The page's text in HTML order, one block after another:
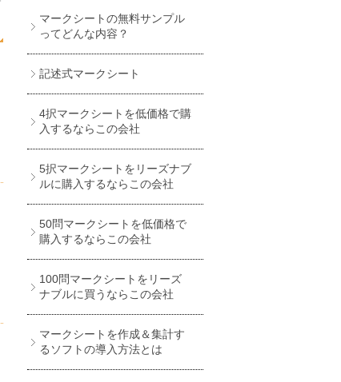
マークシートの無料サンプル
ってどんな内容？
記述式マークシート
4択マークシートを低価格で購
入するならこの会社
5択マークシートをリーズナブ
ルに購入するならこの会社
50問マークシートを低価格で
購入するならこの会社
100問マークシートをリーズ
ナブルに買うならこの会社
マークシートを作成＆集計す
るソフトの導入方法とは